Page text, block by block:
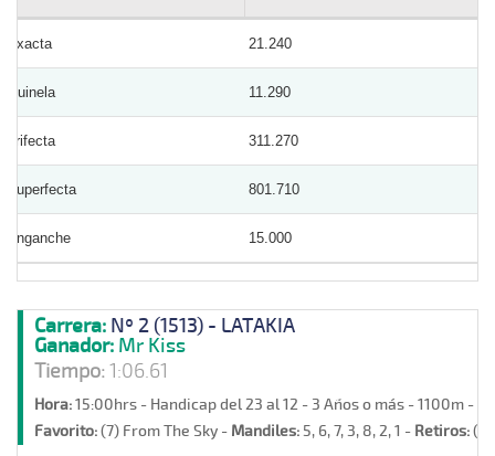
Exacta 21.240
Quinela 11.290
Trifecta 311.270
Superfecta 801.710
Enganche 15.000
Carrera: Nº 2 (1513) - LATAKIA
Ganador: Mr Kiss
Tiempo:1:06.61
Hora:15:00hrs - Handicap del 23 al 12 - 3 Años o más - 1100m -
Favorito:(7) From The Sky - Mandiles:5, 6, 7, 3, 8, 2, 1 - Retiros:(4)